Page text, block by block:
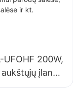
salėse ir kt.
UFOHF 200W,
aukštųjų įlankų
tiekėjas,